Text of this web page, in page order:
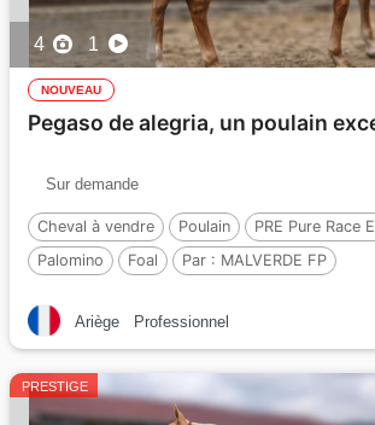
4 1
NOUVEAU
Pegaso de alegria, un poulain
Sur demande
Cheval à vendre Poulain
PRE Pure Race
Palomino
Foal Par : MALVERDE FP
Ariège Professionnel
PRESTIGE